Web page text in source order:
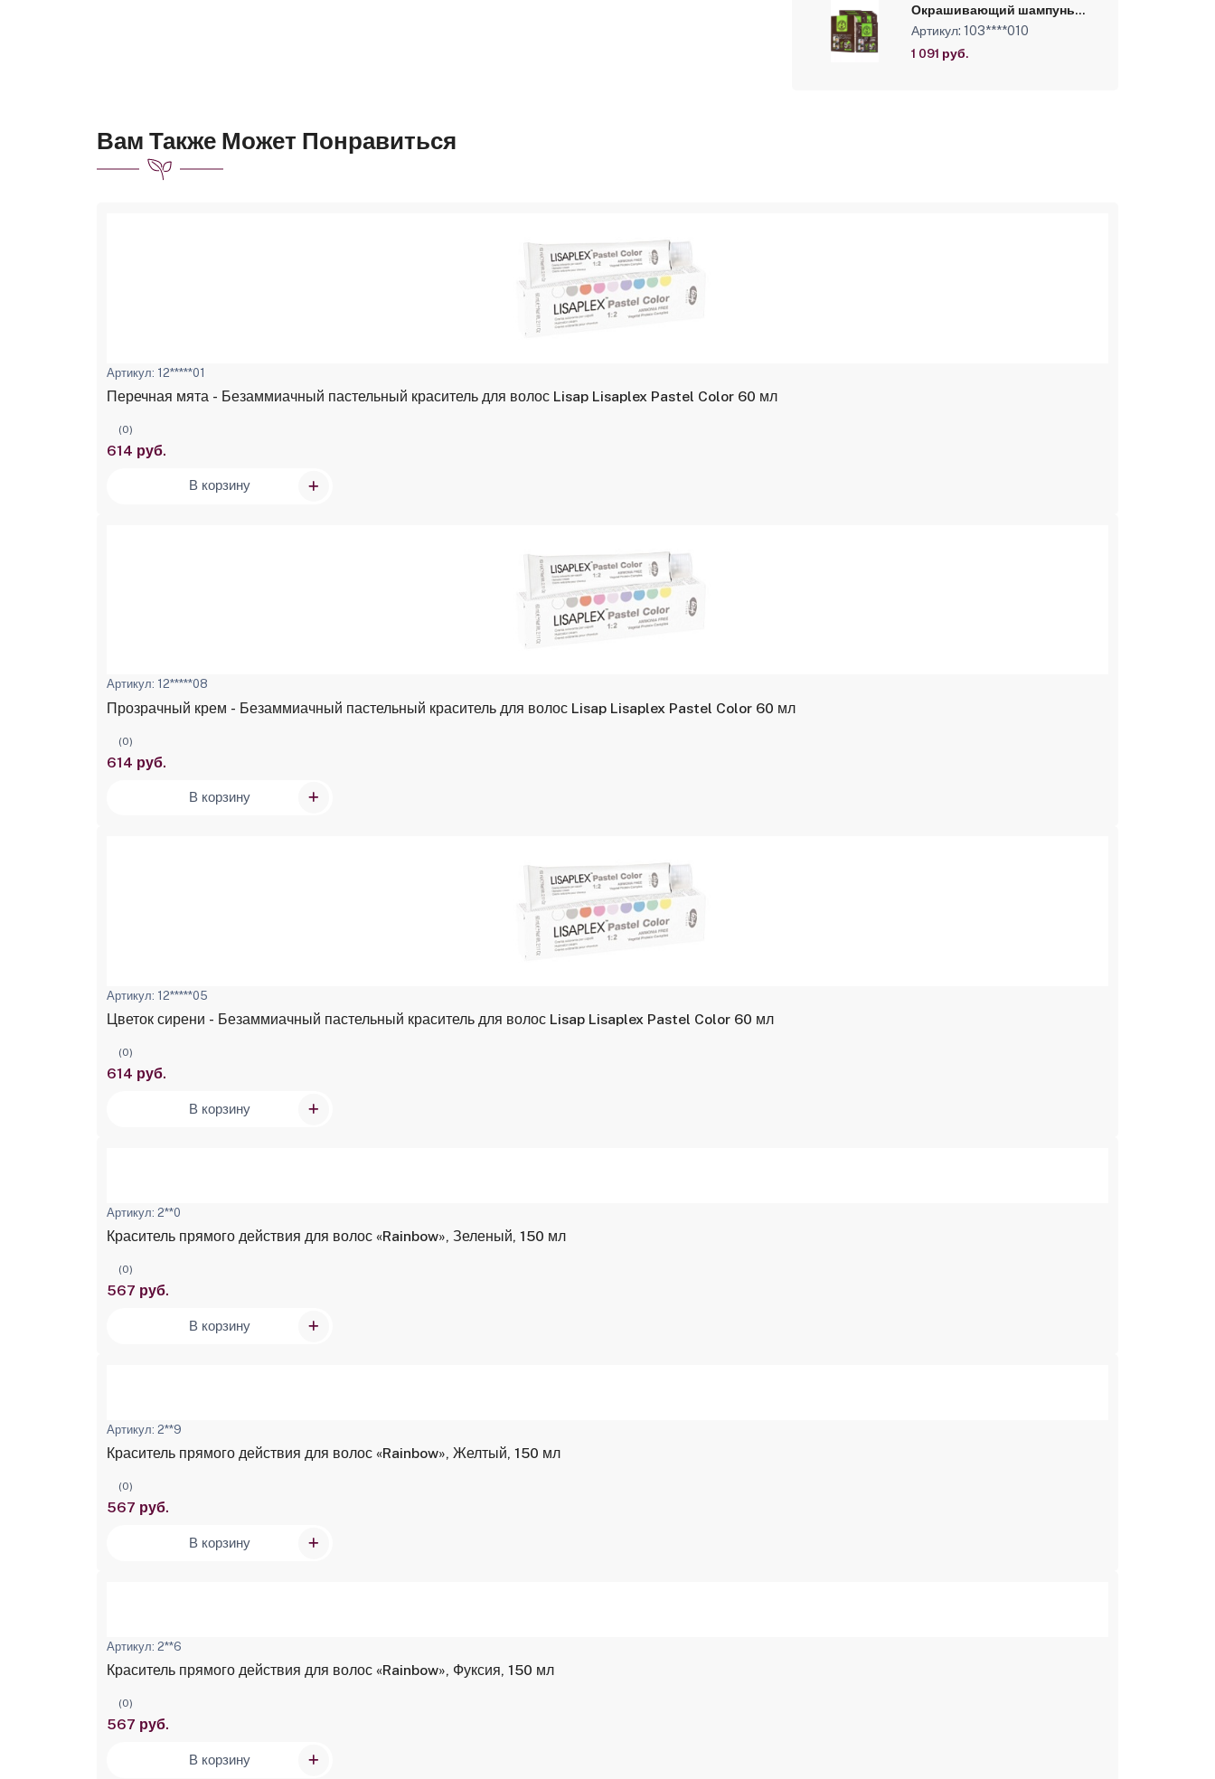
Окрашивающий шампунь
для волос - КОРИЧНЕВЬІЙ
марки “MEN’S MASTER 10*25
мл.
Артикул: 103****010
1 091 руб.
Вам Также Может Понравиться
Артикул: 12*****01
Перечная мята - Безаммиачный пастельный краситель для волос Lisap Lisaplex Pastel Color 60 мл
(0)
614 руб.
В корзину
Артикул: 12*****08
Прозрачный крем - Безаммиачный пастельный краситель для волос Lisap Lisaplex Pastel Color 60 мл
(0)
614 руб.
В корзину
Артикул: 12*****05
Цветок сирени - Безаммиачный пастельный краситель для волос Lisap Lisaplex Pastel Color 60 мл
(0)
614 руб.
В корзину
Артикул: 2**0
Краситель прямого действия для волос «Rainbow», Зеленый, 150 мл
(0)
567 руб.
В корзину
Артикул: 2**9
Краситель прямого действия для волос «Rainbow», Желтый, 150 мл
(0)
567 руб.
В корзину
Артикул: 2**6
Краситель прямого действия для волос «Rainbow», Фуксия, 150 мл
(0)
567 руб.
В корзину